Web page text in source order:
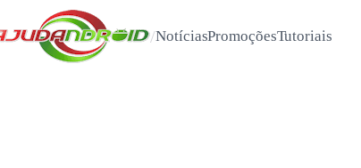
/NotíciasPromoçõesTutoriais